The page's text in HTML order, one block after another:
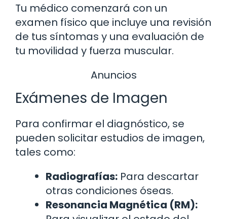
Tu médico comenzará con un
examen físico que incluye una revisión
de tus síntomas y una evaluación de
tu movilidad y fuerza muscular.
Anuncios
Exámenes de Imagen
Para confirmar el diagnóstico, se
pueden solicitar estudios de imagen,
tales como:
Radiografías: Para descartar
otras condiciones óseas.
Resonancia Magnética (RM):